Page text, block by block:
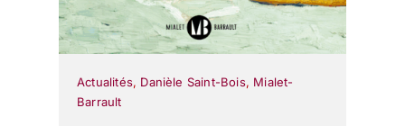
Actualités, Danièle Saint-Bois, Mialet-
Barrault